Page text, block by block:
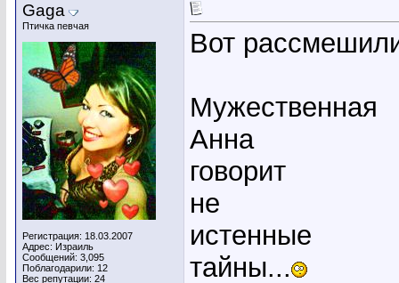
Gaga
Птичка певчая
Регистрация: 18.03.2007
Адрес: Израиль
Сообщений: 3,095
Поблагодарили: 12
Вес репутации: 24
Вот
Мужественная
Анна
говорит
не
истенные
тайны...